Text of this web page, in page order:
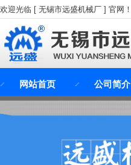
欢迎光临 [ 无锡市远盛机械厂 ] 官网！
网站首页 公司简介